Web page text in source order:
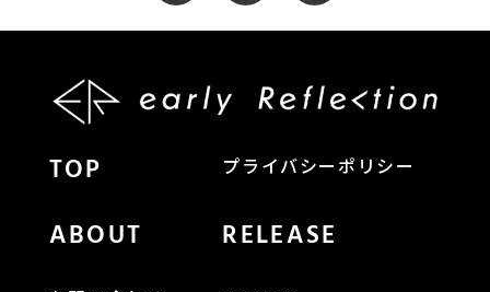
TOP プライバシーポリシー
ABOUT RELEASE